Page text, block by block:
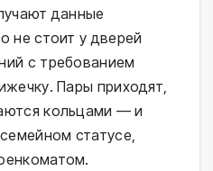
данные
не стоит у дверей
с требованием
Пары приходят,
кольцами — и
статусе,